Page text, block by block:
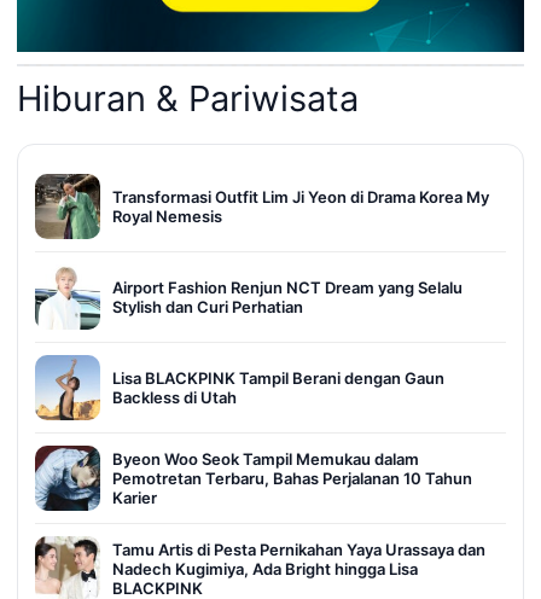
Hiburan & Pariwisata
Transformasi Outfit Lim Ji Yeon di Drama Korea My
Royal Nemesis
Airport Fashion Renjun NCT Dream yang Selalu
Stylish dan Curi Perhatian
Lisa BLACKPINK Tampil Berani dengan Gaun
Backless di Utah
Byeon Woo Seok Tampil Memukau dalam
Pemotretan Terbaru, Bahas Perjalanan 10 Tahun
Karier
Tamu Artis di Pesta Pernikahan Yaya Urassaya dan
Nadech Kugimiya, Ada Bright hingga Lisa
BLACKPINK